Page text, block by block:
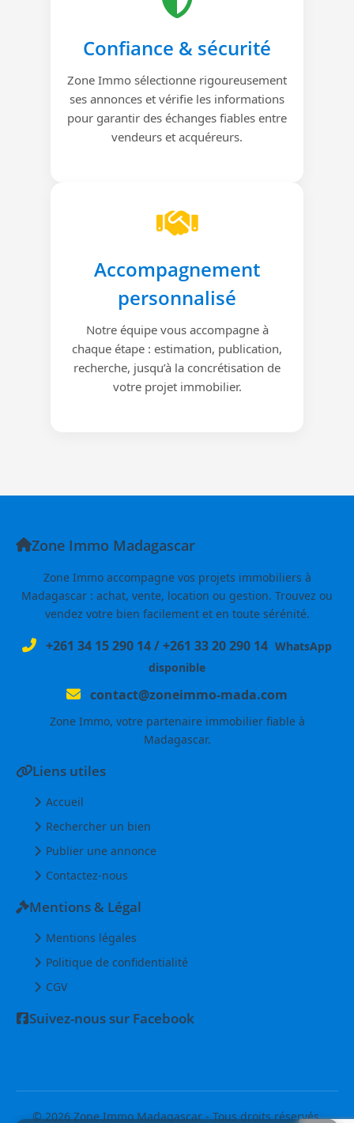
Confiance & sécurité
Zone Immo sélectionne rigoureusement
ses annonces et vérifie les informations
pour garantir des échanges fiables entre
vendeurs et acquéreurs.
Accompagnement
personnalisé
Notre équipe vous accompagne à
chaque étape : estimation, publication,
recherche, jusqu’à la concrétisation de
votre projet immobilier.
Zone Immo Madagascar
Zone Immo accompagne vos projets immobiliers à
Madagascar : achat, vente, location ou gestion. Trouvez ou
vendez votre bien facilement et en toute sérénité.
+261 34 15 290 14/+261 33 20 290 14 WhatsApp
disponible
contact@zoneimmo-mada.com
Zone Immo, votre partenaire immobilier fiable à
Madagascar.
Liens utiles
Accueil
Rechercher un bien
Publier une annonce
Contactez-nous
Mentions & Légal
Mentions légales
Politique de confidentialité
CGV
Suivez-nous sur Facebook
© 2026 Zone Immo Madagascar - Tous droits réservés.